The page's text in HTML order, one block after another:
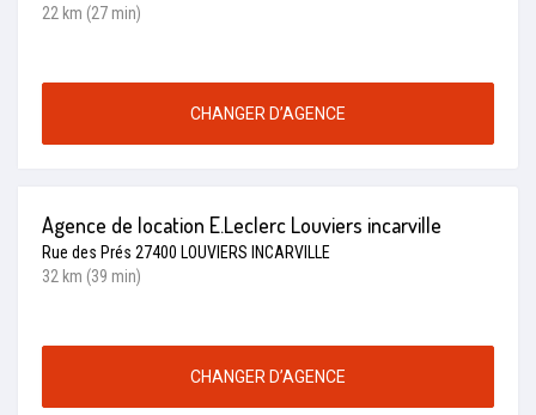
22 km (27 min)
CHANGER D’AGENCE
Agence de location E.Leclerc Louviers incarville
Rue des Prés 27400 LOUVIERS INCARVILLE
32 km (39 min)
CHANGER D’AGENCE